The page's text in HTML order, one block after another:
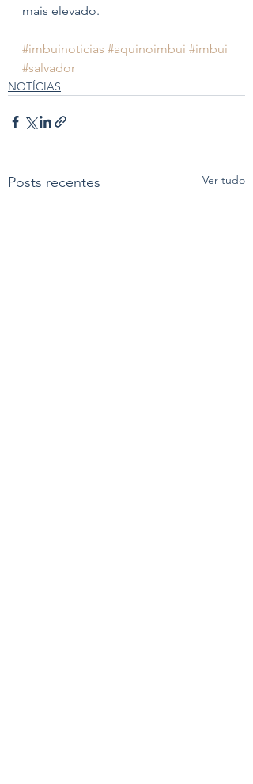
mais elevado.
#imbuinoticias #aquinoimbui #imbui
#salvador
NOTÍCIAS
Posts recentes Ver tudo